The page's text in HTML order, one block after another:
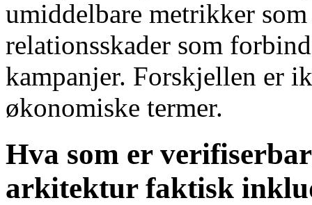
umiddelbare metrikker
relationsskader som
kampanjer. Forskjellen er
økonomiske termer.
Hva som er
arkitektur faktisk